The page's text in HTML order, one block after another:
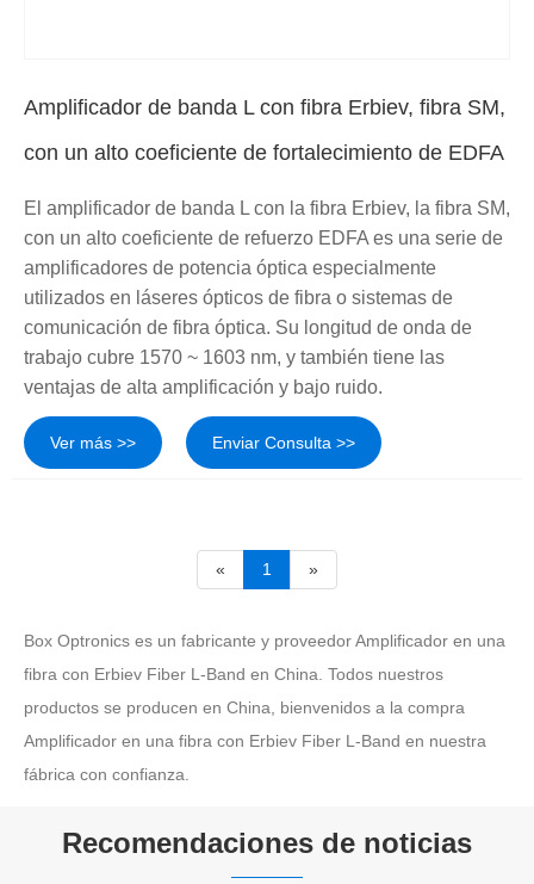
Amplificador de banda L con fibra Erbiev, fibra SM,
con un alto coeficiente de fortalecimiento de EDFA
El amplificador de banda L con la fibra Erbiev, la fibra SM,
con un alto coeficiente de refuerzo EDFA es una serie de
amplificadores de potencia óptica especialmente
utilizados en láseres ópticos de fibra o sistemas de
comunicación de fibra óptica. Su longitud de onda de
trabajo cubre 1570 ~ 1603 nm, y también tiene las
ventajas de alta amplificación y bajo ruido.
Ver más >> Enviar Consulta >>
« 1 »
Box Optronics es un fabricante y proveedor Amplificador en una
fibra con Erbiev Fiber L-Band en China. Todos nuestros
productos se producen en China, bienvenidos a la compra
Amplificador en una fibra con Erbiev Fiber L-Band en nuestra
fábrica con confianza.
Recomendaciones de noticias